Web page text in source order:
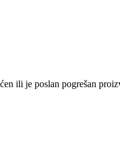
ili je poslan pogrešan